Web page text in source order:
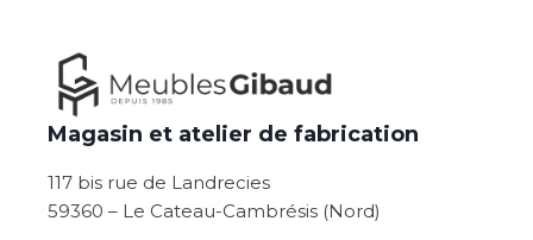
Magasin et atelier de fabrication
117 bis rue de Landrecies
59360 – Le Cateau-Cambrésis (Nord)